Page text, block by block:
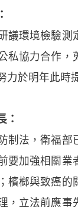
議環境檢驗測
私協力合作，
力於明年此時
：
制法，衛福部
要加強相關業
檳榔與致癌的
，立法前應事